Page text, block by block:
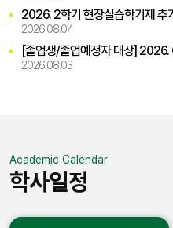
2026. 2학기 현장실습학기제 추
2026.08.04
[졸업생/졸업예정자 대상] 2026.
2026.08.03
Academic Calendar
학사일정